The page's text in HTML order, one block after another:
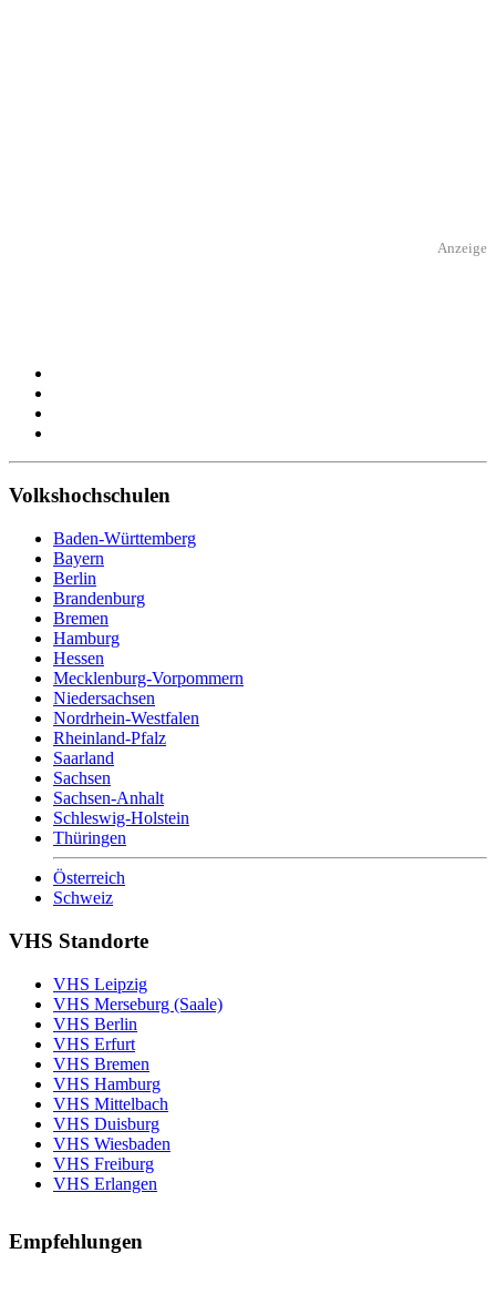
Anzeige
Volkshochschulen
Baden-Württemberg
Bayern
Berlin
Brandenburg
Bremen
Hamburg
Hessen
Mecklenburg-Vorpommern
Niedersachsen
Nordrhein-Westfalen
Rheinland-Pfalz
Saarland
Sachsen
Sachsen-Anhalt
Schleswig-Holstein
Thüringen
Österreich
Schweiz
VHS Standorte
VHS Leipzig
VHS Merseburg (Saale)
VHS Berlin
VHS Erfurt
VHS Bremen
VHS Hamburg
VHS Mittelbach
VHS Duisburg
VHS Wiesbaden
VHS Freiburg
VHS Erlangen
Empfehlungen